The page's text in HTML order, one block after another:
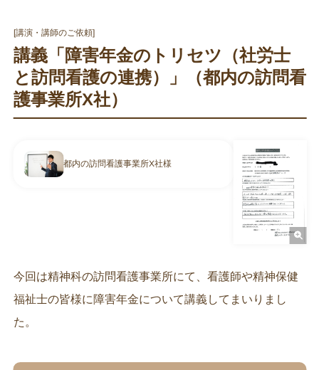
[講演・講師のご依頼]
講義「障害年金のトリセツ（社労士
と訪問看護の連携）」（都内の訪問看
護事業所X社）
都内の訪問看護事業所X社様
今回は精神科の訪問看護事業所にて、看護師や精神保健
福祉士の皆様に障害年金について講義してまいりまし
た。
無料相談のお申込み
ご質問やご相談がございましたら、お気軽にお問合せく
ださい。
専門スタッフが丁寧に対応いたします。